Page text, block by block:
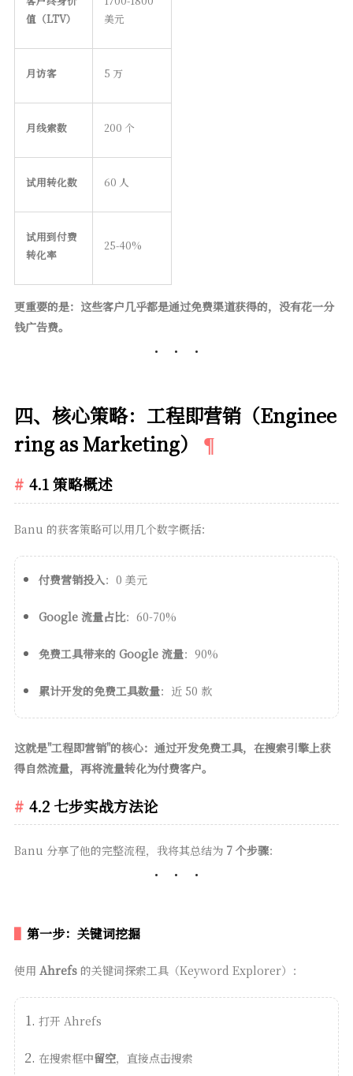
值（LTV）
美元
月访客 5 万
月线索数 200 个
试用转化数 60 人
试用到付费
转化率
25-40%
更重要的是：这些客户几乎都是通过免费渠道获得的，没有花一分
钱广告费。
四、核心策略：工程即营销（Enginee
ring as Marketing）
4.1 策略概述
Banu 的获客策略可以用几个数字概括：
付费营销投入：0 美元
Google 流量占比：60-70%
免费工具带来的 Google 流量：90%
累计开发的免费工具数量：近 50 款
这就是"工程即营销"的核心：通过开发免费工具，在搜索引擎上获
得自然流量，再将流量转化为付费客户。
4.2 七步实战方法论
Banu 分享了他的完整流程，我将其总结为 7 个步骤：
第一步：关键词挖掘
使用 Ahrefs的关键词探索工具（Keyword Explorer）：
打开 Ahrefs
在搜索框中留空，直接点击搜索